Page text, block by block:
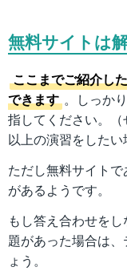
無料サイトは
ここまでご紹介し
できます 。しっか
指してください。
以上の演習をしたい
ただし無料サイト
があるようです。
もし答え合わせを
題があった場合は
ょう。